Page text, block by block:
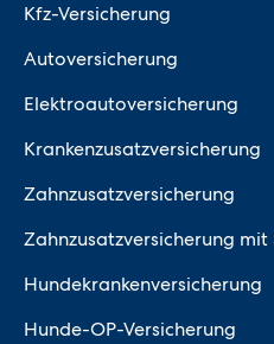
Kfz-Versicherung
Autoversicherung
Elektroautoversicherung
Krankenzusatzversicherung
Zahnzusatzversicherung
Zahnzusatzversicherung
Hundekrankenversicherung
Hunde-OP-Versicherung